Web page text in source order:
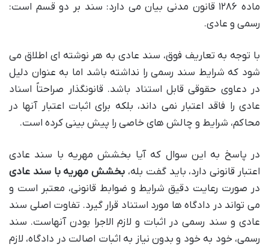
ماده ۱۲۸۶ قانون مدنی بیان می دارد: سند بر دو قسم است:
رسمی و عادی.
با توجه به تعاریف فوق، سند عادی به هر نوشته ای اطلاق می
شود که شرایط سند رسمی را نداشته باشد اما به عنوان دلیل
در دعاوی حقوقی قابل استناد باشد. قانونگذار صراحتاً اسناد
عادی را فاقد اعتبار نمی داند، بلکه برای اثبات اعتبار آنها در
محاکم، شرایط و چالش های خاصی را پیش بینی کرده است.
در پاسخ به این سوال که آیا بخشش مهریه با سند عادی
اعتبار قانونی دارد، باید گفت بله، بخشش مهریه با سند عادی
در صورت رعایت دقیق شرایط و ضوابط قانونی، معتبر است و
می تواند در دادگاه ها مورد استناد قرار گیرد. تفاوت اصلی سند
عادی و سند رسمی در اثبات و لازم الاجرا بودن آنهاست. سند
رسمی، خود به خود و بدون نیاز به اثبات اصالت در دادگاه، لازم